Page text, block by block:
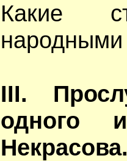
Какие
III.
одного